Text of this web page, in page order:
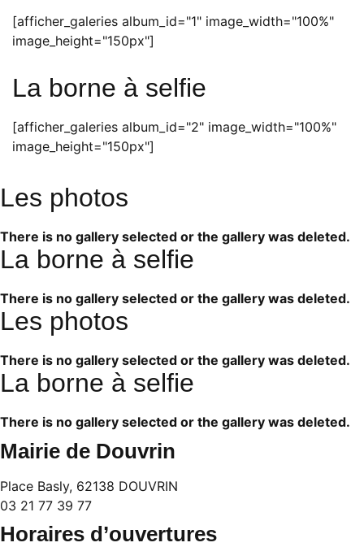
[afficher_galeries album_id="1" image_width="100%"
image_height="150px"]
La borne à selfie
[afficher_galeries album_id="2" image_width="100%"
image_height="150px"]
Les photos
There is no gallery selected or the gallery was deleted.
La borne à selfie
There is no gallery selected or the gallery was deleted.
Les photos
There is no gallery selected or the gallery was deleted.
La borne à selfie
There is no gallery selected or the gallery was deleted.
Mairie de Douvrin
Place Basly, 62138 DOUVRIN
03 21 77 39 77
Horaires d’ouvertures